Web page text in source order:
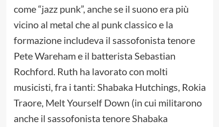
come “jazz punk”, anche se il suono era più
vicino al metal che al punk classico e la
formazione includeva il sassofonista tenore
Pete Wareham e il batterista Sebastian
Rochford. Ruth ha lavorato con molti
musicisti, fra i tanti: Shabaka Hutchings, Rokia
Traore, Melt Yourself Down (in cui militarono
anche il sassofonista tenore Shabaka